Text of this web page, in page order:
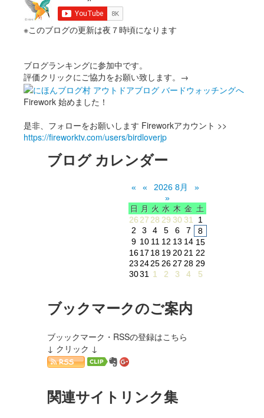
※このブログの更新は夜７時頃になります
ブログランキングに参加中です。
評価クリックにご協力をお願い致します。→
Firework 始めました！
是非、フォローをお願いします Fireworkアカウント >>
https://fireworktv.com/users/birdloverjp
ブログ カレンダー
« « 2026 8月
»
»
日 月 火 水 木 金 土
262728 29 30 31
1
2
3 4 5 6 7
8
9 10 11 12 13 14 15
1617 18 19 20 21 22
23242526 27 28 29
3031 1 2 3 4 5
ブックマークのご案内
ブッックマーク・RSSの登録はこちら
↓ クリック ↓
関連サイトリンク集